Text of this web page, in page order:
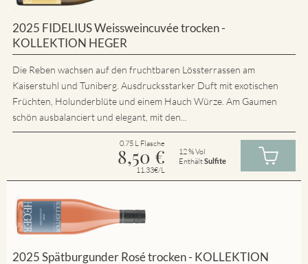
2025 FIDELIUS Weissweincuvée trocken -
KOLLEKTION HEGER
Die Reben wachsen auf den fruchtbaren Lössterrassen am
Kaiserstuhl und Tuniberg. Ausdrucksstarker Duft mit exotischen
Früchten, Holunderblüte und einem Hauch Würze. Am Gaumen
schön ausbalanciert und elegant, mit den...
0.75 L Flasche
8,50 €
11.33€/L
12 % Vol
EnthältSulfite
2025 Spätburgunder Rosé trocken - KOLLEKTION